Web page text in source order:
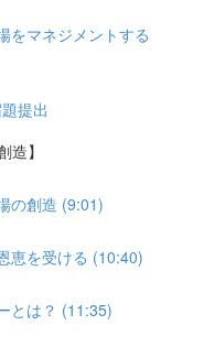
マネジメントする
提出
】
の創造 (9:01)
恵を受ける (10:40)
とは？ (11:35)